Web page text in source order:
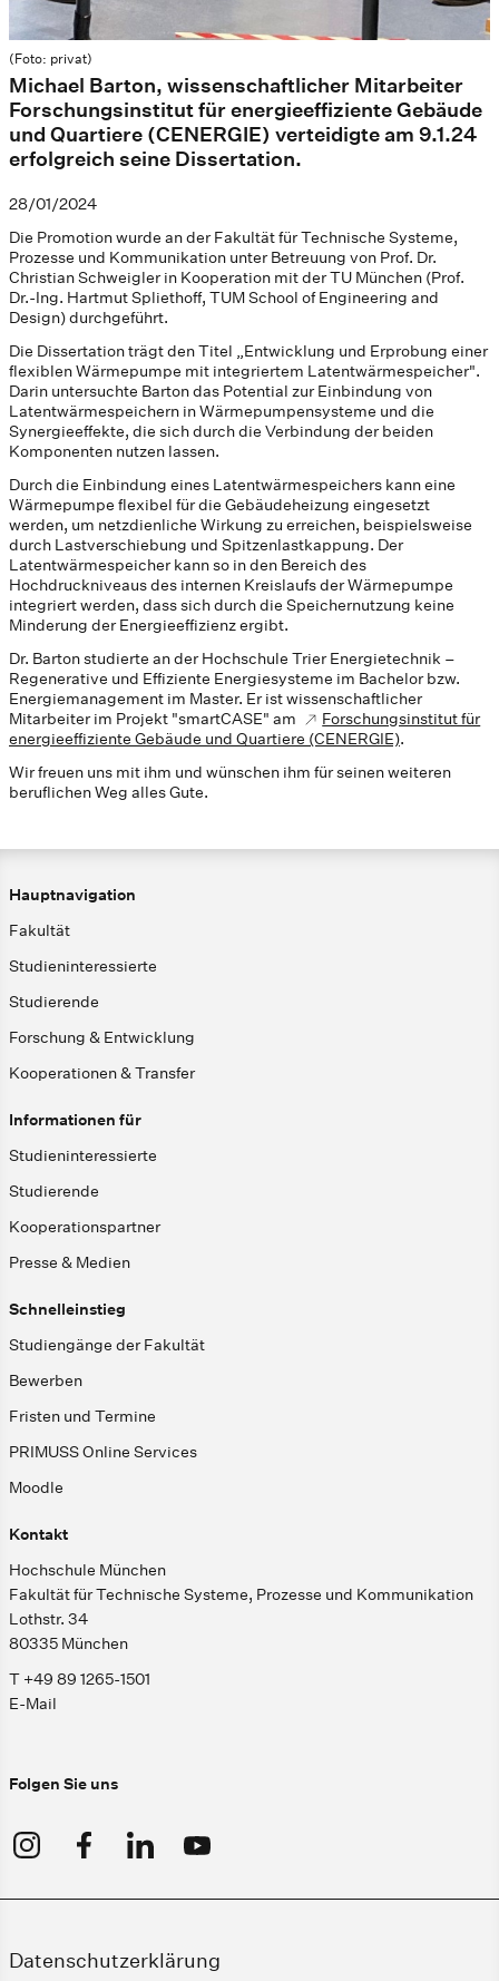
(Foto: privat)
Michael Barton, wissenschaftlicher Mitarbeiter
Forschungsinstitut für energieeffiziente Gebäude
und Quartiere (CENERGIE) verteidigte am 9.1.24
erfolgreich seine Dissertation.
28/01/2024
Die Promotion wurde an der Fakultät für Technische Systeme,
Prozesse und Kommunikation unter Betreuung von Prof. Dr.
Christian Schweigler in Kooperation mit der TU München (Prof.
Dr.-Ing. Hartmut Spliethoff, TUM School of Engineering and
Design) durchgeführt.
Die Dissertation trägt den Titel „Entwicklung und Erprobung einer
flexiblen Wärmepumpe mit integriertem Latentwärmespeicher".
Darin untersuchte Barton das Potential zur Einbindung von
Latentwärmespeichern in Wärmepumpensysteme und die
Synergieeffekte, die sich durch die Verbindung der beiden
Komponenten nutzen lassen.
Durch die Einbindung eines Latentwärmespeichers kann eine
Wärmepumpe flexibel für die Gebäudeheizung eingesetzt
werden, um netzdienliche Wirkung zu erreichen, beispielsweise
durch Lastverschiebung und Spitzenlastkappung. Der
Latentwärmespeicher kann so in den Bereich des
Hochdruckniveaus des internen Kreislaufs der Wärmepumpe
integriert werden, dass sich durch die Speichernutzung keine
Minderung der Energieeffizienz ergibt.
Dr. Barton studierte an der Hochschule Trier Energietechnik –
Regenerative und Effiziente Energiesysteme im Bachelor bzw.
Energiemanagement im Master. Er ist wissenschaftlicher
Mitarbeiter im Projekt "smartCASE" am
Forschungsinstitut für
energieeffiziente Gebäude und Quartiere (CENERGIE).
Wir freuen uns mit ihm und wünschen ihm für seinen weiteren
beruflichen Weg alles Gute.
Hauptnavigation
Fakultät
Studieninteressierte
Studierende
Forschung & Entwicklung
Kooperationen & Transfer
Informationen für
Studieninteressierte
Studierende
Kooperationspartner
Presse & Medien
Schnelleinstieg
Studiengänge der Fakultät
Bewerben
Fristen und Termine
PRIMUSS Online Services
Moodle
Kontakt
Hochschule München
Fakultät für Technische Systeme, Prozesse und Kommunikation
Lothstr. 34
80335 München
T +49 89 1265-1501
E-Mail
Folgen Sie uns
Datenschutzerklärung